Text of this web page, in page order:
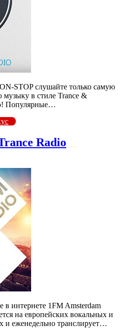
STOP слушайте только самую
музыку в стиле Trance &
Популярные…
Radio
в интернете 1FM Amsterdam
на европейских вокальных и
и еженедельно транслирует…